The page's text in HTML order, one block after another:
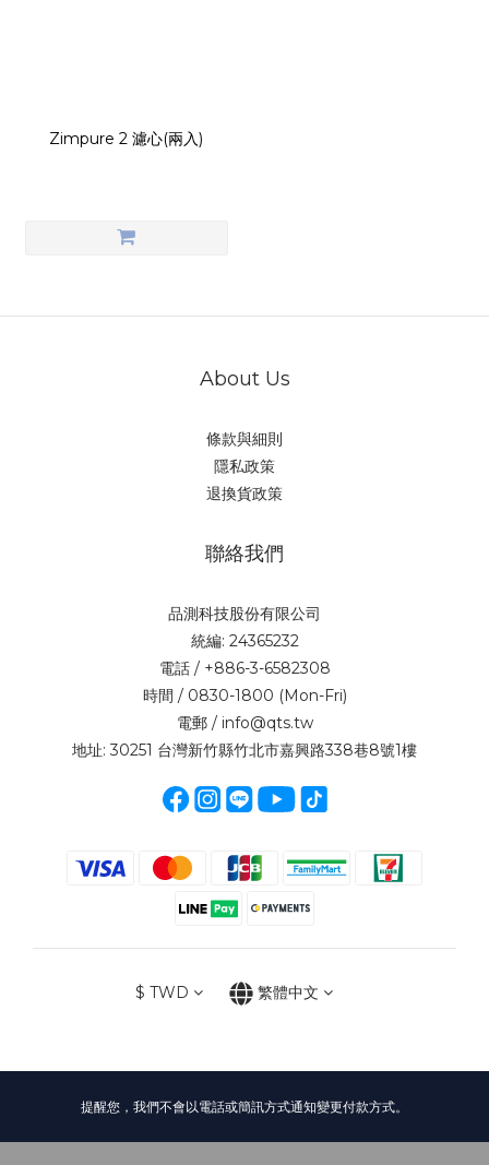
Zimpure 2 濾心(兩入)
About Us
條款與細則
隱私政策
退換貨政策
聯絡我們
品測科技股份有限公司
統編: 24365232
電話 / +886-3-6582308
時間 / 0830-1800 (Mon-Fri)
電郵 / info@qts.tw
地址: 30251 台灣新竹縣竹北市嘉興路338巷8號1樓
$ TWD 繁體中文
提醒您，我們不會以電話或簡訊方式通知變更付款方式。